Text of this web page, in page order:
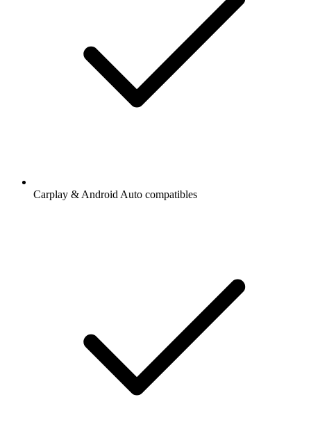
Carplay & Android Auto compatibles